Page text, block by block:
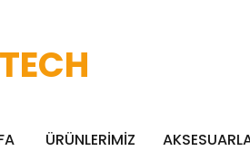
ÜRÜNLERİMİZ